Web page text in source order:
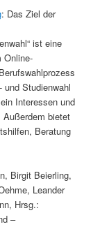
: Das Ziel der
ist eine
Online-
und Studienwahl
Interessen und
bietet
Beratung
Birgit Beierling,
Leander
Hrsg.:
–